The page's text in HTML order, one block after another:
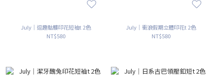
July｜逗趣骷髏印花短袖t 2色
NT$580
July｜衝浪假期立體印花t 2色
NT$580